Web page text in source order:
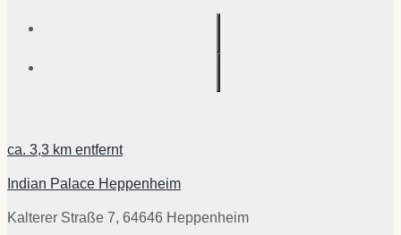
ca. 3,3 km entfernt
Indian Palace Heppenheim
Kalterer Straße 7, 64646 Heppenheim